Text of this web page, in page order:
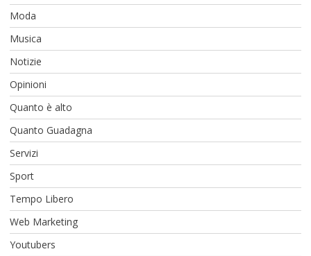
Moda
Musica
Notizie
Opinioni
Quanto è alto
Quanto Guadagna
Servizi
Sport
Tempo Libero
Web Marketing
Youtubers